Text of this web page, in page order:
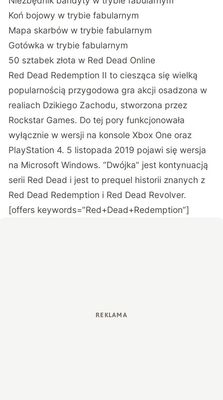
Koń bojowy w trybie fabularnym
Mapa skarbów w trybie fabularnym
Gotówka w trybie fabularnym
50 sztabek złota w Red Dead Online
Red Dead Redemption II to ciesząca się wielką
popularnością przygodowa gra akcji osadzona w
realiach Dzikiego Zachodu, stworzona przez
Rockstar Games. Do tej pory funkcjonowała
wyłącznie w wersji na konsole Xbox One oraz
PlayStation 4. 5 listopada 2019 pojawi się wersja
na Microsoft Windows. “Dwójka” jest kontynuacją
serii Red Dead i jest to prequel historii znanych z
Red Dead Redemption i Red Dead Revolver.
[offers keywords=”Red+Dead+Redemption”]